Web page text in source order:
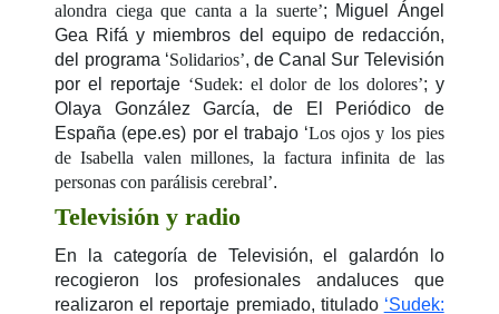
alondra ciega que canta a la suerte’; Miguel Ángel
Gea Rifá y miembros del equipo de redacción,
del programa ‘Solidarios’, de Canal Sur Televisión
por el reportaje ‘Sudek: el dolor de los dolores’; y
Olaya González García, de El Periódico de
España (epe.es) por el trabajo ‘Los ojos y los pies
de Isabella valen millones, la factura infinita de las
personas con parálisis cerebral’.
Televisión y radio
En la categoría de Televisión, el galardón lo
recogieron los profesionales andaluces que
realizaron el reportaje premiado, titulado ‘Sudek: